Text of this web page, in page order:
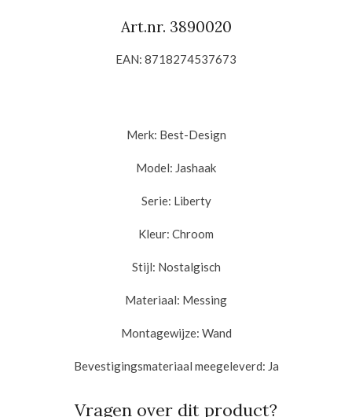
Art.nr. 3890020
EAN: 8718274537673
Merk: Best-Design
Model: Jashaak
Serie: Liberty
Kleur: Chroom
Stijl: Nostalgisch
Materiaal: Messing
Montagewijze: Wand
Bevestigingsmateriaal meegeleverd: Ja
Vragen over dit product?